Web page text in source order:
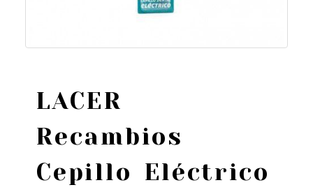
LACER
Recambios
Cepillo Eléctrico